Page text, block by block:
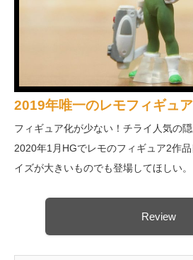
2019年唯一のレモフィギュア
フィギュア化が少ない！チライ人気の
2020年1月HGでレモのフィギュア2作
イズが大きいものでも登場してほしい。
Review